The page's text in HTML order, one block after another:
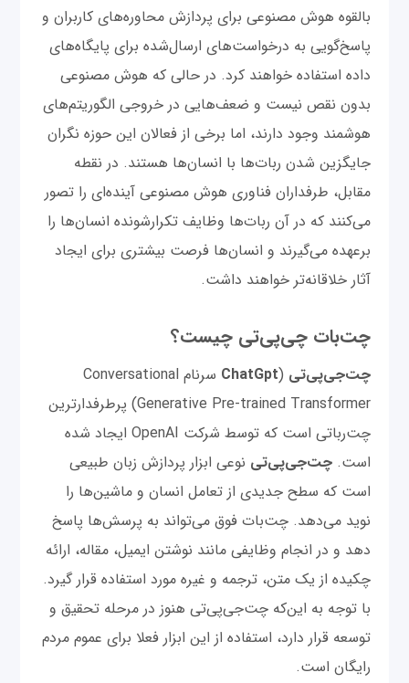
بالقوه هوش مصنوعی برای پردازش محاوره‌های کاربران و
پاسخ‌گویی به درخواست‌های ارسال‌شده برای پایگاه‌های
داده استفاده خواهند کرد. در حالی که هوش مصنوعی
بدون نقص نیست و ضعف‌هایی در خروجی الگوریتم‌های
هوشمند وجود دارند، اما برخی از فعالان این حوزه نگران
جایگزین شدن ربات‌ها با انسان‌‌ها هستند. در نقطه
مقابل، طرفداران فناوری هوش مصنوعی آینده‌ای را تصور
می‌کنند که در آن ربات‌ها وظایف تکرارشونده انسان‌ها را
برعهده می‌گیرند و انسان‌ها فرصت بیشتری برای ایجاد
آثار خلاقانه‌تر خواهند داشت.
چت‌بات چی‌پی‌تی چیست؟
چت‌‌جی‌پی‌تی (
ChatGpt
سرنام Conversational
Generative Pre-trained Transformer) پرطرفدارترین
چت‌رباتی است که توسط شرکت OpenAI ایجاد شده
است.چت‌‌جی‌پی‌تی نوعی ابزار پردازش زبان طبیعی
است که سطح جدیدی از تعامل انسان و ماشین‌ها را
نوید می‌دهد. چت‌بات فوق می‌تواند به پرسش‌ها پاسخ
دهد و در انجام وظایفی مانند نوشتن ایمیل، مقاله، ارائه
چکیده از یک متن، ترجمه و غیره مورد استفاده قرار گیرد.
با توجه به این‌که چت‌‌جی‌پی‌تی هنوز در مرحله تحقیق و
توسعه قرار دارد، استفاده از این ابزار فعلا برای عموم مردم
رایگان است.